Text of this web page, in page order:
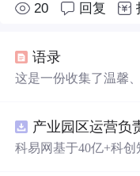
20 回复
语录
这是一份收集了温馨
首小诗，让人沉醉。
科易网基于40亿+科